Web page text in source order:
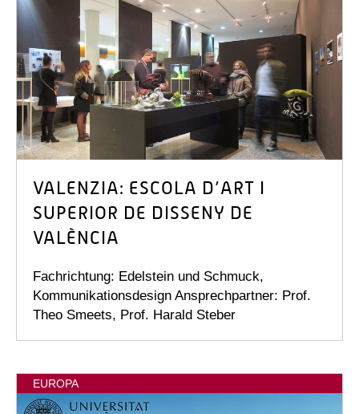
VALENZIA: ESCOLA D’ART I
SUPERIOR DE DISSENY DE
VALÈNCIA
Fachrichtung: Edelstein und Schmuck,
Kommunikationsdesign Ansprechpartner: Prof.
Theo Smeets, Prof. Harald Steber
EUROPA